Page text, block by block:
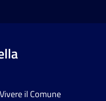
Vivere il Comune